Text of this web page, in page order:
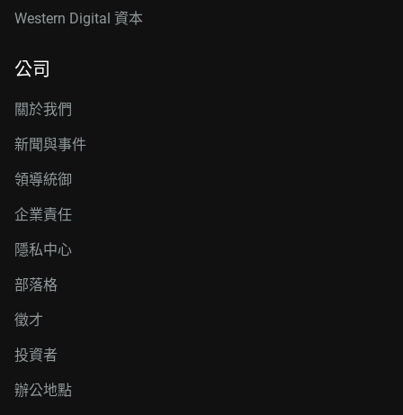
Western Digital 資本
公司
關於我們
新聞與事件
領導統御
企業責任
隱私中心
部落格
徵才
投資者
辦公地點